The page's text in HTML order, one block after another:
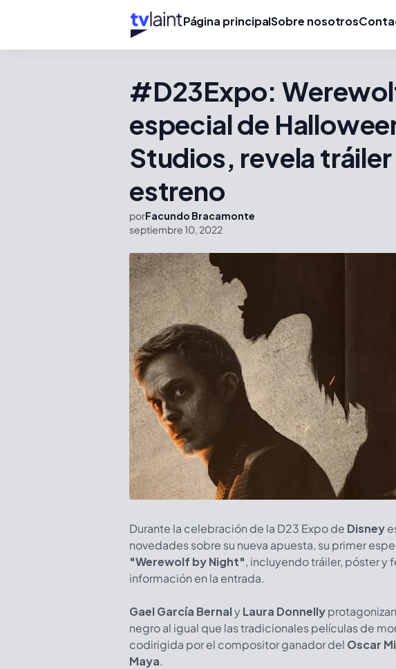
Página principalSobre nosotros
#D23Expo:
especial de
Studios, revela
estreno
porFacundo Bracamonte
septiembre 10, 2022
Durante la celebración de la D23 Expo de Disney
novedades sobre su nueva apuesta, su primer
"Werewolf by Night", incluyendo tráiler, póster y
información en la entrada.
Gael García BernalyLaura Donnelly
negro al igual que las tradicionales películas de
codirigida por el compositor ganador del Oscar
Maya.